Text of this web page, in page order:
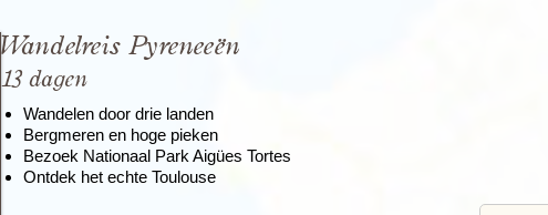
Wandelreis Pyreneeën
13 dagen
Wandelen door drie landen
Bergmeren en hoge pieken
Bezoek Nationaal Park Aigües Tortes
Ontdek het echte Toulouse